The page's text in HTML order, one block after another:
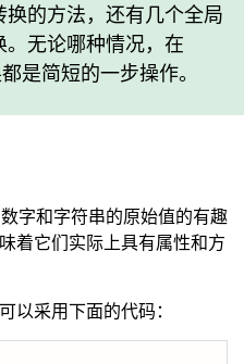
的方法，还有几个全局
无论哪种情况，在
是简短的一步操作。
字和字符串的原始值的有趣
着它们实际上具有属性和方
以采用下面的代码：